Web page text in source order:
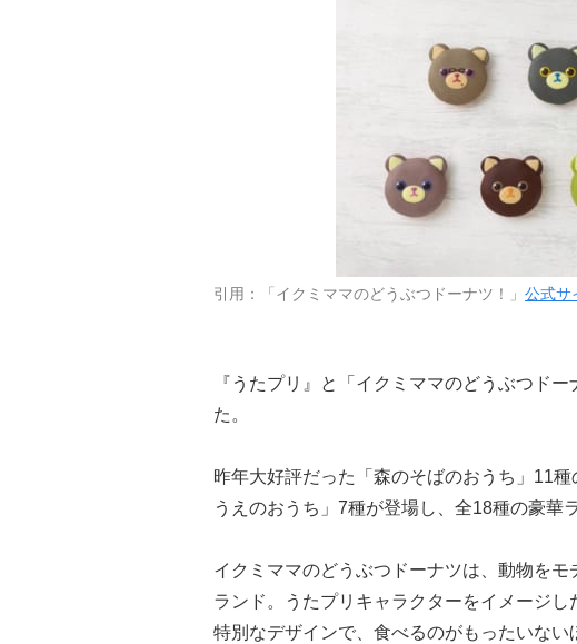
引用：「イクミママのどうぶつドーナツ！」 公式サ
『うたプリ』と「イクミママのどうぶつド
た。
昨年大好評だった「森のそばのおうち」11
うえのおうち」7種が登場し、全18種の豪華
イクミママのどうぶつドーナツは、動物を
ランド。うたプリキャラクターをイメージ
特別なデザインで、食べるのがもったいない